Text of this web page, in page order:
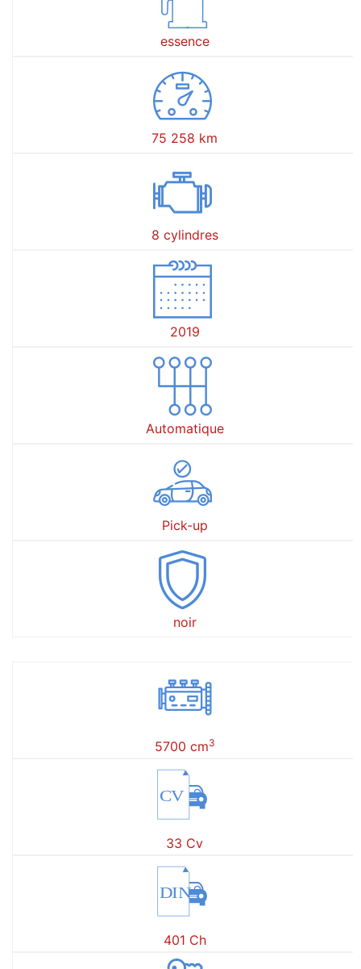
essence
75 258 km
8 cylindres
2019
Automatique
Pick-up
noir
5700 cm3
CV
33 Cv
DIN
401 Ch